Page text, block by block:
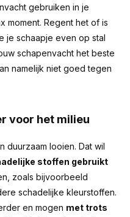
gebruiken in je
moment. Regent het of is
je schaapje even op stal
schapenvacht het beste
namelijk niet goed tegen
voor het milieu
duurzaam looien. Dat wil
stoffen gebruikt
zoals bijvoorbeeld
schadelijke kleurstoffen.
en mogen met trots